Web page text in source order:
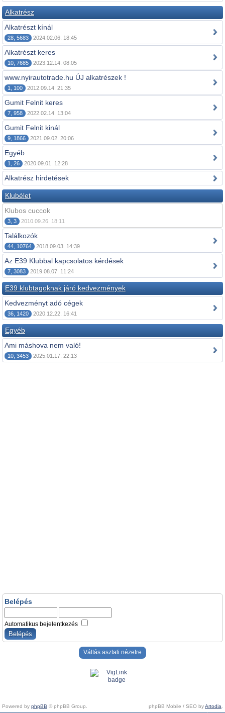
Alkatrész
Alkatrészt kínál
28, 5683 2024.02.06. 18:45
Alkatrészt keres
10, 7685 2023.12.14. 08:05
www.nyirautotrade.hu ÚJ alkatrészek !
1, 100 2012.09.14. 21:35
Gumit Felnit keres
7, 958 2022.02.14. 13:04
Gumit Felnit kinál
9, 1866 2021.09.02. 20:06
Egyéb
1, 26 2020.09.01. 12:28
Alkatrész hirdetések
Klubélet
Klubos cuccok
3, 3 2010.09.26. 18:11
Találkozók
44, 10764 2018.09.03. 14:39
Az E39 Klubbal kapcsolatos kérdések
7, 3083 2019.08.07. 11:24
E39 klubtagoknak járó kedvezmények
Kedvezményt adó cégek
36, 1420 2020.12.22. 16:41
Egyéb
Ami máshova nem való!
10, 3453 2025.01.17. 22:13
Belépés
Automatikus bejelentkezés
Váltás asztali nézetre
Powered by phpBB © phpBB Group. phpBB Mobile / SEO byArtodia.